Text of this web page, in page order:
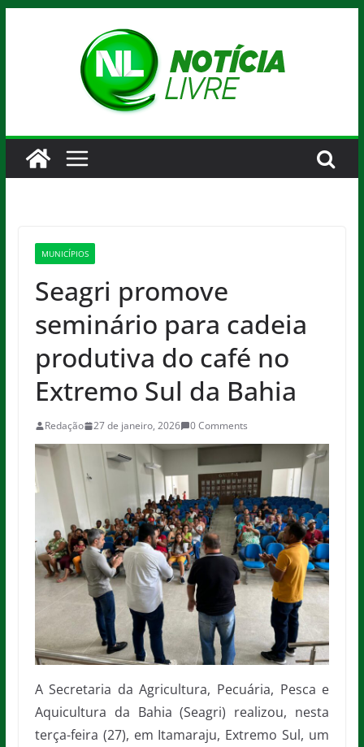
MUNICÍPIOS
Seagri promove
seminário para cadeia
produtiva do café no
Extremo Sul da Bahia
Redação 27 de janeiro, 2026 0 Comments
A Secretaria da Agricultura, Pecuária, Pesca e
Aquicultura da Bahia (Seagri) realizou, nesta
terça-feira (27), em Itamaraju, Extremo Sul, um